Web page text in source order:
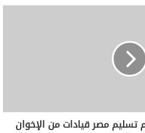
تسليم مصر قيادات من الإخوان